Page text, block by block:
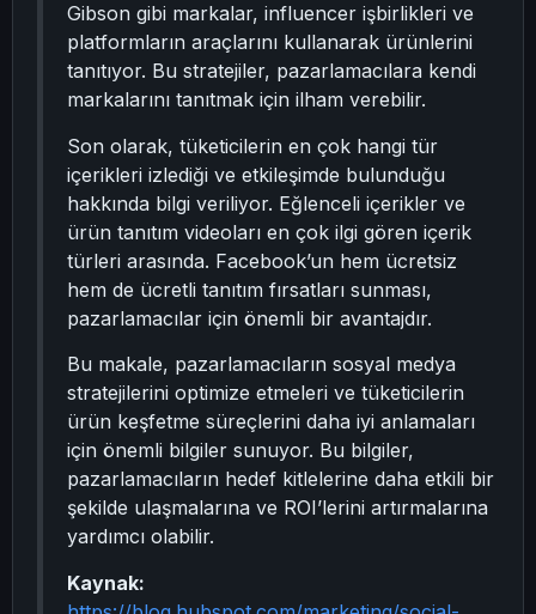
Gibson gibi markalar, influencer işbirlikleri ve
platformların araçlarını kullanarak ürünlerini
tanıtıyor. Bu stratejiler, pazarlamacılara kendi
markalarını tanıtmak için ilham verebilir.
Son olarak, tüketicilerin en çok hangi tür
içerikleri izlediği ve etkileşimde bulunduğu
hakkında bilgi veriliyor. Eğlenceli içerikler ve
ürün tanıtım videoları en çok ilgi gören içerik
türleri arasında. Facebook’un hem ücretsiz
hem de ücretli tanıtım fırsatları sunması,
pazarlamacılar için önemli bir avantajdır.
Bu makale, pazarlamacıların sosyal medya
stratejilerini optimize etmeleri ve tüketicilerin
ürün keşfetme süreçlerini daha iyi anlamaları
için önemli bilgiler sunuyor. Bu bilgiler,
pazarlamacıların hedef kitlelerine daha etkili bir
şekilde ulaşmalarına ve ROI’lerini artırmalarına
yardımcı olabilir.
Kaynak: